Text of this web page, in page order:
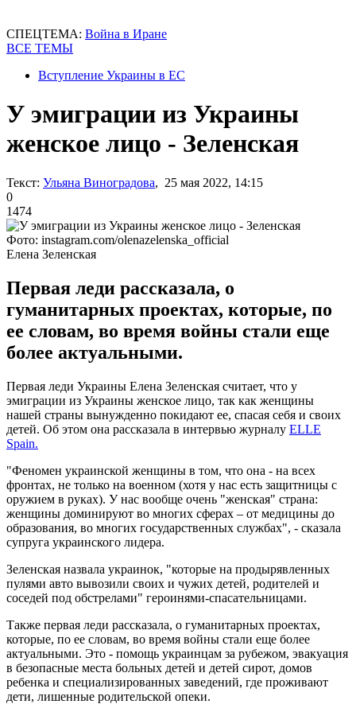
СПЕЦТЕМА: Война в Иране
ВСЕ ТЕМЫ
Вступление Украины в ЕС
У эмиграции из Украины
женское лицо - Зеленская
Текст: Ульяна Виноградова, 25 мая 2022, 14:15
0
1474
Фото: instagram.com/olenazelenska_official
Елена Зеленская
Первая леди рассказала, о
гуманитарных проектах, которые, по
ее словам, во время войны стали еще
более актуальными.
Первая леди Украины Елена Зеленская считает, что у
эмиграции из Украины женское лицо, так как женщины
нашей страны вынужденно покидают ее, спасая себя и своих
детей. Об этом она рассказала в интервью журналу ELLE
Spain.
"Феномен украинской женщины в том, что она - на всех
фронтах, не только на военном (хотя у нас есть защитницы с
оружием в руках). У нас вообще очень "женская" страна:
женщины доминируют во многих сферах – от медицины до
образования, во многих государственных службах", - сказала
супруга украинского лидера.
Зеленская назвала украинок, "которые на продырявленных
пулями авто вывозили своих и чужих детей, родителей и
соседей под обстрелами" героинями-спасательницами.
Также первая леди рассказала, о гуманитарных проектах,
которые, по ее словам, во время войны стали еще более
актуальными. Это - помощь украинцам за рубежом, эвакуация
в безопасные места больных детей и детей сирот, домов
ребенка и специализированных заведений, где проживают
дети, лишенные родительской опеки.